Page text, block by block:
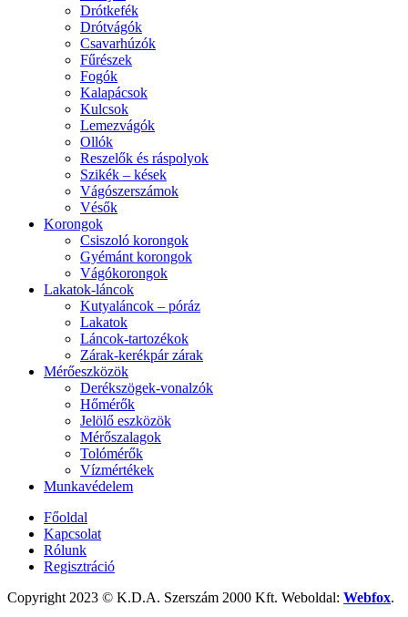
Drótkefék
Drótvágók
Csavarhúzók
Fűrészek
Fogók
Kalapácsok
Kulcsok
Lemezvágók
Ollók
Reszelők és ráspolyok
Szikék – kések
Vágószerszámok
Vésők
Korongok
Csiszoló korongok
Gyémánt korongok
Vágókorongok
Lakatok-láncok
Kutyaláncok – póráz
Lakatok
Láncok-tartozékok
Zárak-kerékpár zárak
Mérőeszközök
Derékszögek-vonalzók
Hőmérők
Jelölő eszközök
Mérőszalagok
Tolómérők
Vízmértékek
Munkavédelem
Főoldal
Kapcsolat
Rólunk
Regisztráció
Copyright 2023 © K.D.A. Szerszám 2000 Kft. Weboldal: Webfox.